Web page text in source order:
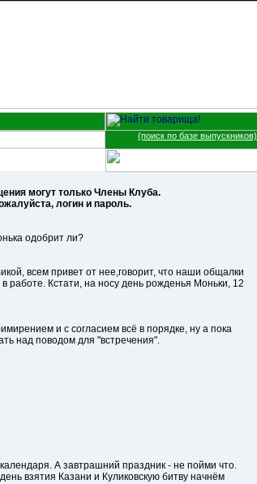
(поиск по базе выпускников)
могут только Члены Клуба.
логин и пароль.
одобрит ли?
всем привет от нее,говорит, что наши общалки
работе. Кстати, на носу день рожденья Моньки, 12
и с согласием всё в порядке, ну а пока
над поводом для "встречения".
А завтрашний праздник - не пойми что.
взятия Казани и Куликовскую битву начнём